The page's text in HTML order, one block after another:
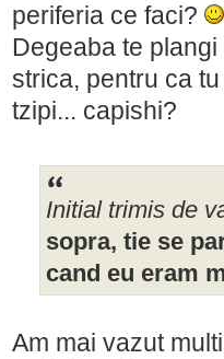
periferia ce faci?
Degeaba te
strica, pentru ca
tzipi... capishi?
Initial trimis de
sopra, tie se
cand eu eram
Am mai vazut